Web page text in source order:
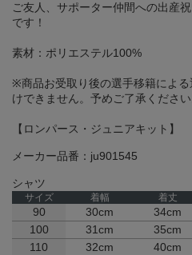
ご友人、サポーター仲間への出産
です！
素材：ポリエステル100%
※商品お受取り後の選手移籍によ
けできません。予めご了承ください
【ロンパース・ジュニアキット】
メーカー品番：ju901545
シャツ
サイズ 着幅 着丈
90 30cm 34cm
100
31cm 35cm
110
32cm 40cm